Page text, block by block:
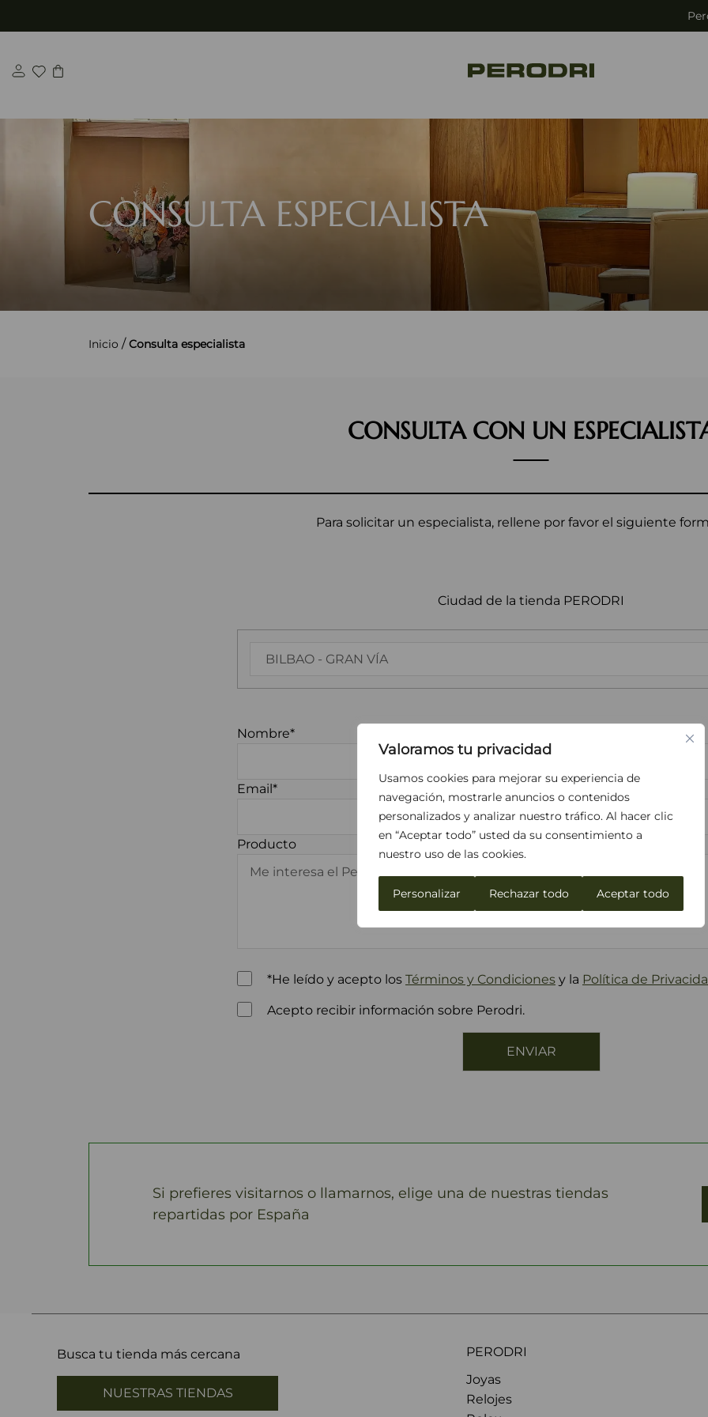
Valoramos tu privacidad
Usamos cookies para mejorar su experiencia de
navegación, mostrarle anuncios o contenidos
personalizados y analizar nuestro tráfico. Al hacer clic
en “Aceptar todo” usted da su consentimiento a
nuestro uso de las cookies.
Personalizar Rechazar todo Aceptar todo
CONSULTA ESPECIALISTA
Inicio /Consulta especialista
CONSULTA CON UN
Para solicitar un especialista, rellene por favor el siguiente
Ciudad de la tienda PERODRI
Nombre*
Email* Teléfono
Producto
*He leído y acepto los Términos y Condiciones y la Política de
Acepto recibir información sobre Perodri.
Si prefieres visitarnos o llamarnos, elige una de nuestras tiendas
repartidas por España
Busca tu tienda más cercana
NUESTRAS TIENDAS
PERODRI
Joyas
Relojes